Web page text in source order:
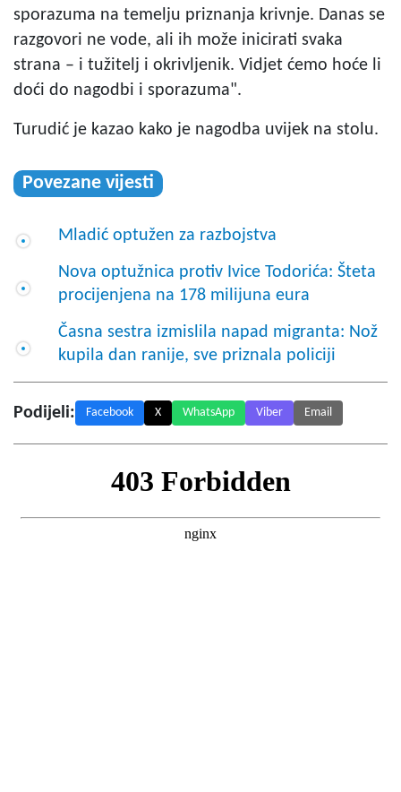
sporazuma na temelju priznanja krivnje. Danas se
razgovori ne vode, ali ih može inicirati svaka
strana – i tužitelj i okrivljenik. Vidjet ćemo hoće li
doći do nagodbi i sporazuma".
Turudić je kazao kako je nagodba uvijek na stolu.
Povezane vijesti
Mladić optužen za razbojstva
Nova optužnica protiv Ivice Todorića: Šteta
procijenjena na 178 milijuna eura
Časna sestra izmislila napad migranta: Nož
kupila dan ranije, sve priznala policiji
Podijeli: Facebook X WhatsApp Viber Email